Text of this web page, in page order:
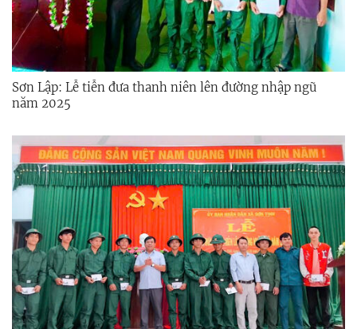
Sơn Lập: Lễ tiễn đưa thanh niên lên đường nhập ngũ
năm 2025